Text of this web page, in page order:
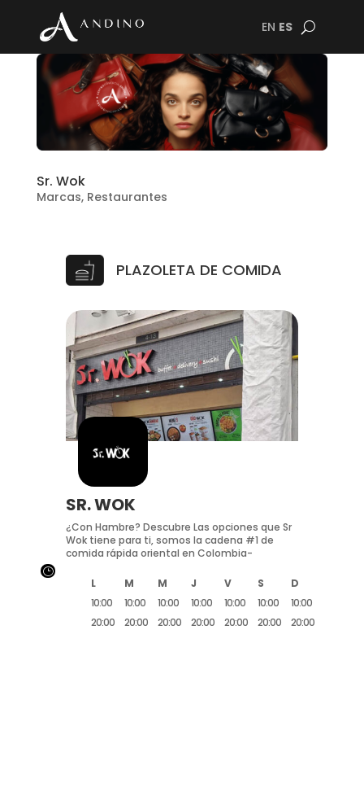
EN ES
Sr. Wok
Marcas, Restaurantes
PLAZOLETA DE COMIDA
SR. WOK
¿Con Hambre? Descubre Las opciones que Sr
Wok tiene para ti, somos la cadena #1 de
comida rápida oriental en Colombia-
L M M J V S
D
10:00
20:00
10:00
20:00
10:00
20:00
10:00
20:00
10:00
20:00
10:00
20:00
10:00
20:00
}